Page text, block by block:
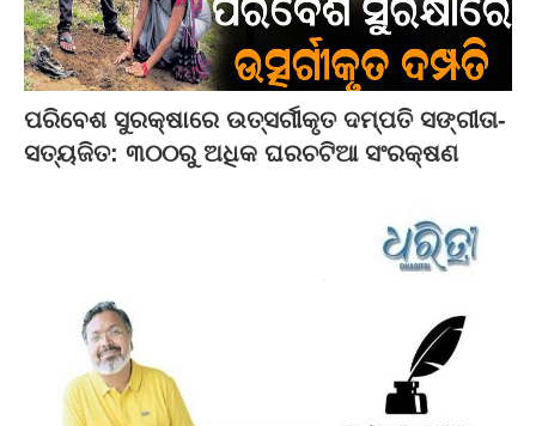
ପରିବେଶ ସୁରକ୍ଷାରେ ଉତ୍ସର୍ଗୀକୃତ ଦମ୍ପତି ସଙ୍ଗୀତା-
ସତ୍ୟଜିତ: ୩୦୦ରୁ ଅଧିକ ଘରଚଟିଆ ସଂରକ୍ଷଣ